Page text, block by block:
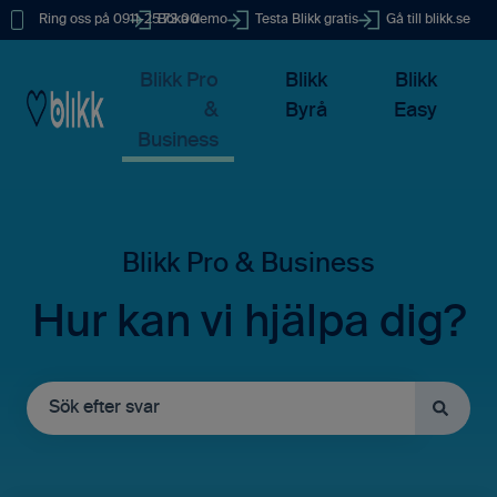
Ring oss på 0911-25 73 00
Boka demo Testa Blikk gratis Gå till blikk.se
Blikk Pro
&
Business
Blikk
Byrå
Blikk
Easy
Hur kan vi hjälpa dig?